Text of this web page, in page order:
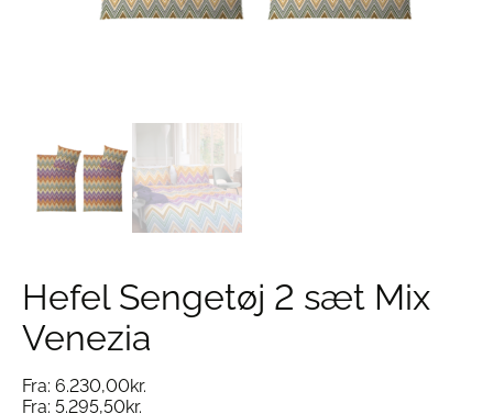
Hefel Sengetøj 2 sæt Mix
Venezia
Fra: 6.230,00kr.
Fra: 5.295,50kr.